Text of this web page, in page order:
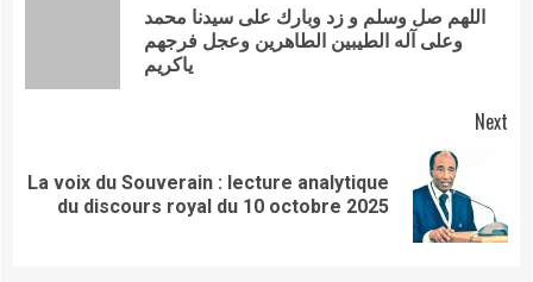
اللهم صل وسلم و زد وبارك على سيدنا محمد
وعلى آله الطيبين الطاهرين وعجل فرجهم
ياكريم
Next
Next
post:
La voix du Souverain : lecture analytique
du discours royal du 10 octobre 2025